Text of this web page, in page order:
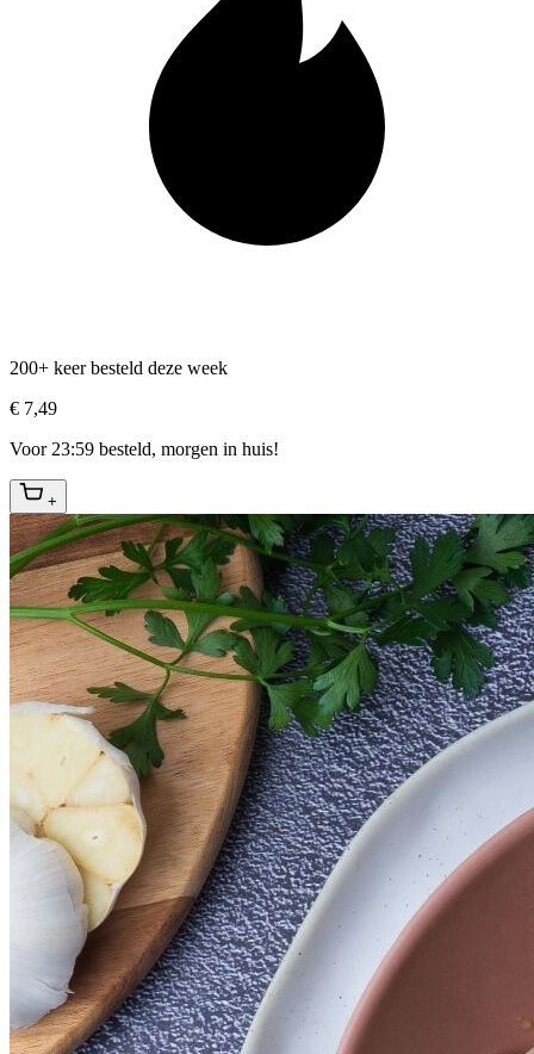
200+ keer besteld deze week
€ 7,49
Voor 23:59 besteld, morgen in huis!
+